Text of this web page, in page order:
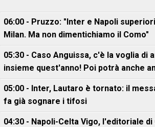
06:00 - Pruzzo: "Inter e Napoli
Milan. Ma non dimentichiamo il Como"
05:30 - Caso Anguissa, c'è la voglia di
insieme quest'anno! Poi potrà anche
05:00 - Inter, Lautaro è tornato: il
fa già sognare i tifosi
04:30 - Napoli-Celta Vigo, l'editoriale di